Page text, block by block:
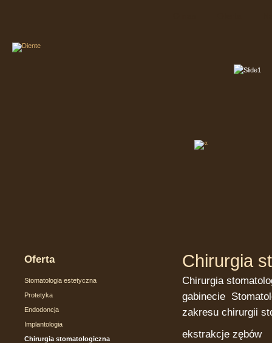
Oferta
Stomatologia estetyczna
Protetyka
Endodoncja
Implantologia
Chirurgia stomatologiczna
Chirurgia
Chirurgia
gabinecie
zakresu chirurgii
ekstrakcje zębów